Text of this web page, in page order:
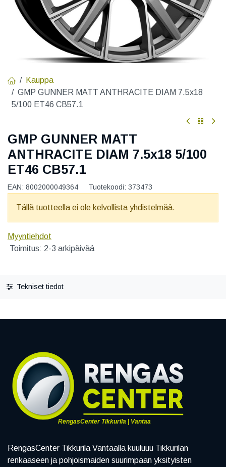
Kauppa
GMP GUNNER MATT ANTHRACITE DIAM 7.5x18
5/100 ET46 CB57.1
GMP GUNNER MATT
ANTHRACITE DIAM 7.5x18 5/100
ET46 CB57.1
EAN: 8002000049364 Tuotekoodi: 373473
Tällä tuotteella ei ole kelvollista yhdistelmää.
Myyntiehdot
Toimitus: 2-3 arkipäivää
Tekniset tiedot
RengasCenter Tikkurila | Vantaa
RengasCenter Tikkurila Vantaalla kuuluuu Tikkurilan
renkaaseen ja pohjoismaiden suurimpaan yksityisten